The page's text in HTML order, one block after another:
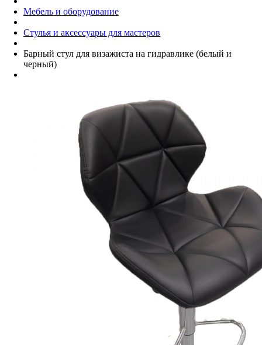
Мебель и оборудование
Стулья и аксессуары для мастеров
Барный стул для визажиста на гидравлике (белый и
черный)